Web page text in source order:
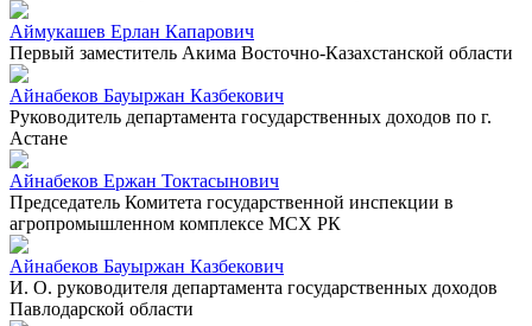
Аймукашев Ерлан Капарович
Первый заместитель Акима Восточно-Казахстанской области
Айнабеков Бауыржан Казбекович
Руководитель департамента государственных доходов по г.
Астане
Айнабеков Ержан Токтасынович
Председатель Комитета государственной инспекции в
агропромышленном комплексе МСХ РК
Айнабеков Бауыржан Казбекович
И. О. руководителя департамента государственных доходов
Павлодарской области